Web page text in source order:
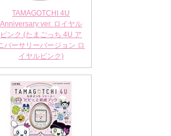
TAMAGOTCHI 4U
Anniversary ver. ロイヤル
ピンク (たまごっち 4U ア
バーサリーバージョン ロ
イヤルピンク)